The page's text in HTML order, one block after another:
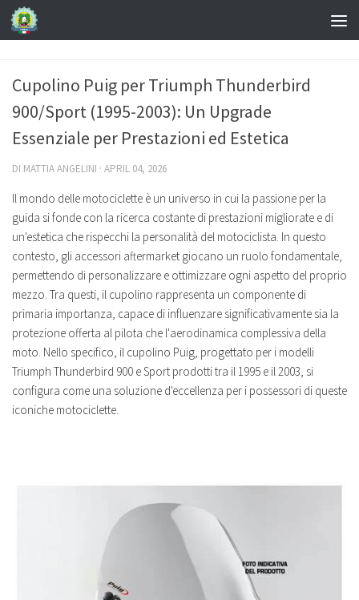
Cupolino Puig per Triumph Thunderbird
900/Sport (1995-2003): Un Upgrade
Essenziale per Prestazioni ed Estetica
DI MATTIA ANGELINI · APRIL 04, 2026
Il mondo delle motociclette è un universo in cui la passione per la
guida si fonde con la ricerca costante di prestazioni migliorate e di
un'estetica che rispecchi la personalità del motociclista. In questo
contesto, gli accessori aftermarket giocano un ruolo fondamentale,
permettendo di personalizzare e ottimizzare ogni aspetto del proprio
mezzo. Tra questi, il cupolino rappresenta un componente di
primaria importanza, capace di influenzare significativamente sia la
protezione offerta al pilota che l'aerodinamica complessiva della
moto. Nello specifico, il cupolino Puig, progettato per i modelli
Triumph Thunderbird 900 e Sport prodotti tra il 1995 e il 2003, si
configura come una soluzione d'eccellenza per i possessori di queste
iconiche motociclette.